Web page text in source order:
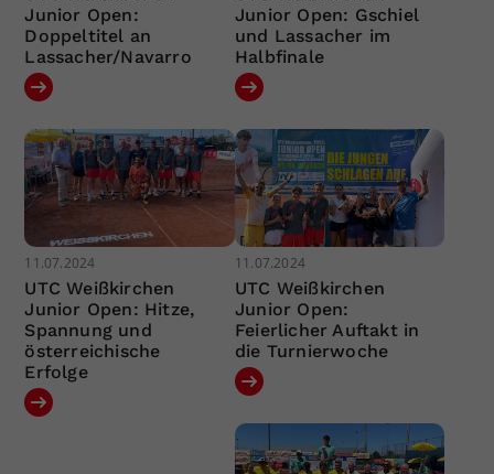
Junior Open:
Doppeltitel an
Lassacher/Navarro
Junior Open: Gschiel
und Lassacher im
Halbfinale
11.07.2024
UTC Weißkirchen
Junior Open: Hitze,
Spannung und
österreichische
Erfolge
11.07.2024
UTC Weißkirchen
Junior Open:
Feierlicher Auftakt in
die Turnierwoche